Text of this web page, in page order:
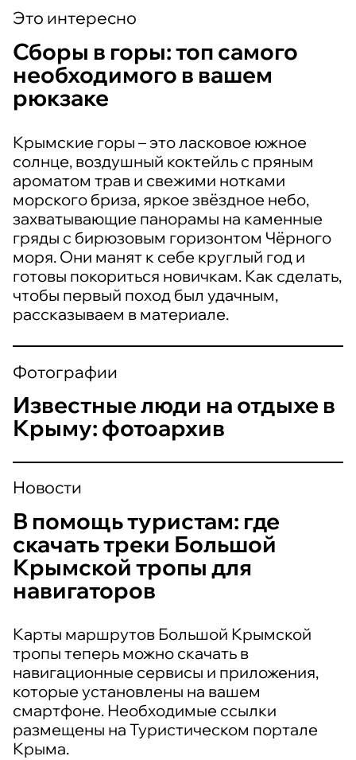
Это интересно
Сборы в горы: топ самого
необходимого в вашем
рюкзаке
Крымские горы – это ласковое южное
солнце, воздушный коктейль с пряным
ароматом трав и свежими нотками
морского бриза, яркое звёздное небо,
захватывающие панорамы на каменные
гряды с бирюзовым горизонтом Чёрного
моря. Они манят к себе круглый год и
готовы покориться новичкам. Как сделать,
чтобы первый поход был удачным,
рассказываем в материале.
Фотографии
Известные люди на отдыхе в
Крыму: фотоархив
Новости
В помощь туристам: где
скачать треки Большой
Крымской тропы для
навигаторов
Карты маршрутов Большой Крымской
тропы теперь можно скачать в
навигационные сервисы и приложения,
которые установлены на вашем
смартфоне. Необходимые ссылки
размещены на Туристическом портале
Крыма.